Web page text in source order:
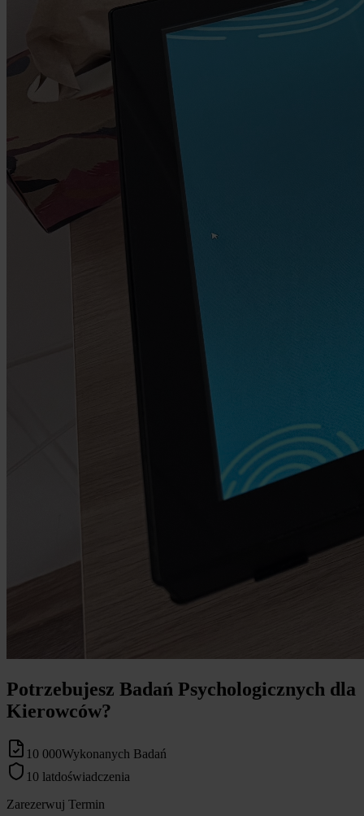
Potrzebujesz Badań Psychologicznych dla
Kierowców?
10 000Wykonanych Badań
10 latdoświadczenia
Zarezerwuj Termin